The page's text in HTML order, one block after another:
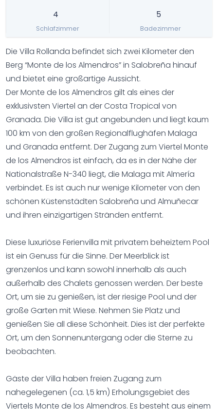
4
Schlafzimmer
5
Badezimmer
Die Villa Rollanda befindet sich zwei Kilometer den
Berg “Monte de los Almendros” in Salobreña hinauf
und bietet eine großartige Aussicht.
Der Monte de los Almendros gilt als eines der
exklusivsten Viertel an der Costa Tropical von
Granada. Die Villa ist gut angebunden und liegt kaum
100 km von den großen Regionalflughäfen Malaga
und Granada entfernt. Der Zugang zum Viertel Monte
de los Almendros ist einfach, da es in der Nähe der
Nationalstraße N-340 liegt, die Malaga mit Almería
verbindet. Es ist auch nur wenige Kilometer von den
schönen Küstenstädten Salobreña und Almuñecar
und ihren einzigartigen Stränden entfernt.
Diese luxuriöse Ferienvilla mit privatem beheiztem Pool
ist ein Genuss für die Sinne. Der Meerblick ist
grenzenlos und kann sowohl innerhalb als auch
außerhalb des Chalets genossen werden. Der beste
Ort, um sie zu genießen, ist der riesige Pool und der
große Garten mit Wiese. Nehmen Sie Platz und
genießen Sie all diese Schönheit. Dies ist der perfekte
Ort, um den Sonnenuntergang oder die Sterne zu
beobachten.
Gäste der Villa haben freien Zugang zum
nahegelegenen (ca. 1,5 km) Erholungsgebiet des
Viertels Monte de los Almendros. Es besteht aus einem